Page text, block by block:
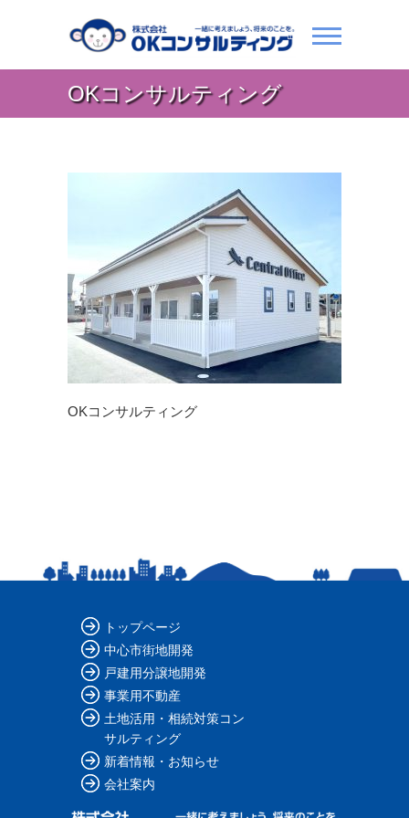
OKコンサルティング
OKコンサルティング
トップページ
中心市街地開発
戸建用分譲地開発
事業用不動産
土地活用・相続対策コン
サルティング
新着情報・お知らせ
会社案内